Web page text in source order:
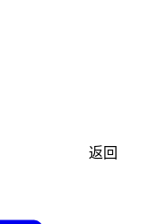
返回